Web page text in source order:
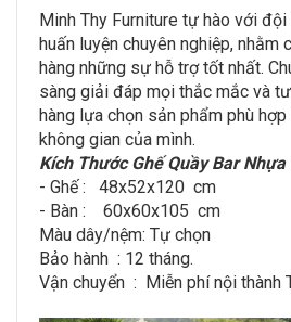
Minh Thy Furniture tự hào với
huấn luyện chuyên nghiệp, nhằm
hàng những sự hỗ trợ tốt nhất.
sàng giải đáp mọi thắc mắc và
hàng lựa chọn sản phẩm phù
không gian của mình.
Kích Thước Ghế Quầy Bar
- Ghế : 48x52x120 cm
- Bàn : 60x60x105 cm
Màu dây/nệm: Tự chọn
Bảo hành : 12 tháng.
Vận chuyển : Miễn​ p​hí nội thành​